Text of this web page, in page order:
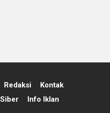
Redaksi
Kontak
Info Iklan